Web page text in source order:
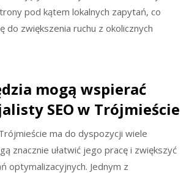
pod kątem lokalnych zapytań, co
do zwiększenia ruchu z okolicznych
mogą wspierać
SEO w Trójmieście
ma do dyspozycji wiele
znacznie ułatwić jego pracę i zwiększyć
optymalizacyjnych. Jednym z